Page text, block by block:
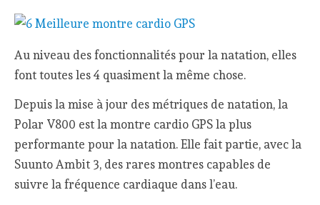
Au niveau des fonctionnalités pour la natation, elles
font toutes les 4 quasiment la même chose.
Depuis la mise à jour des métriques de natation, la
Polar V800 est la montre cardio GPS la plus
performante pour la natation. Elle fait partie, avec la
Suunto Ambit 3, des rares montres capables de
suivre la fréquence cardiaque dans l’eau.